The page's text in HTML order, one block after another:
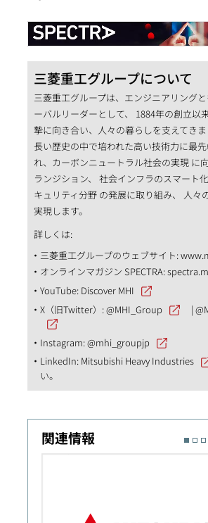
三菱重工グループについて
三菱重工グループは、エンジニアリング
ーバルリーダーとして、 1884年の創立以
摯に向き合い、人々の暮らしを支えてきま
長い歴史の中で培われた高い技術力に最
れ、カーボンニュートラル社会の実現 に
ランジション、 社会インフラのスマート
キュリティ分野 の発展に取り組み、 人々
実現します。
詳しくは:
三菱重工グループのウェブサイト:
オンラインマガジン SPECTRA:
YouTube: Discover MHI
X（旧Twitter）:@MHI_Group |
Instagram:@mhi_groupjp
LinkedIn: Mitsubishi Heavy Industries
い。
関連情報